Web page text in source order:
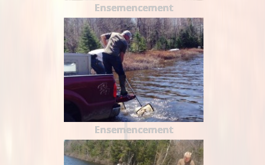
Ensemencement
Ensemencement